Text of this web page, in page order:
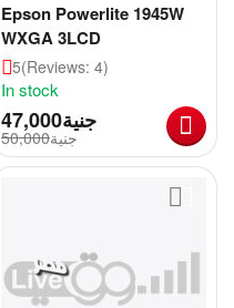
Epson Powerlite 1945W
WXGA 3LCD
5(Reviews: 4)
In stock
جنية47,000
جنية50,000